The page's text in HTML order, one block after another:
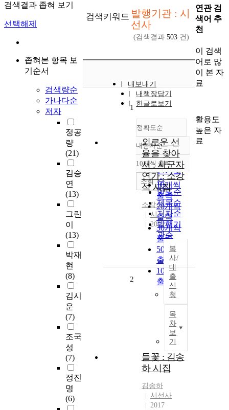
검색결과 좁혀 보기
선택해제
좁혀본 항목 보
기순서
검색량순
가나다순
저자
정공
량
(21)
김승
연
(13)
그린
이
(13)
박재
현
(8)
김시
운
(7)
조국
성
(7)
정진
명
(6)
검색키워드 발행기관 : 시
선사
(검색결과 503 건)
내보내기
내책장담기
한글로보기
정확도순
정확도
순
인기도
순
연도순
제목순
저자순
발행기
관순
내림차순
내림차순
10개씩 출력
10개씩
출력
20개씩
출력
30개씩
출력
50개씩
출력
100개씩
출력
조회
1
외로운 선
율을 찾아
서 : 사군자
연가 : 소강
석 시집
소강석
시선사
2021
복
사/
대
출
신
청
목
차
보
기
2
들꽃 : 김송
하 시집
김송하
시선사
2017
연관 검
색어 추
천
이 검색
어로 많
이 본 자
료
활용도
높은 자
료